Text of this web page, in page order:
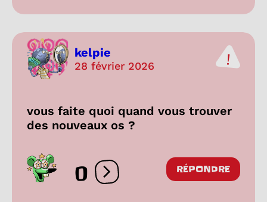
kelpie
28 février 2026
vous faite quoi quand vous trouver
des nouveaux os ?
0 Ouvrir les réactions
RÉPONDRE